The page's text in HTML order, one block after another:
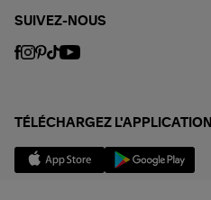
SUIVEZ-NOUS
TÉLÉCHARGEZ L'APPLICATION